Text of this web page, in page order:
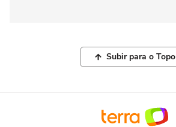
Subir para o Topo